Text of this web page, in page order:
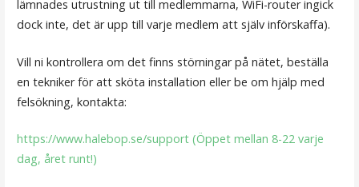
lämnades utrustning ut till medlemmarna, WiFi-router ingick
dock inte, det är upp till varje medlem att själv införskaffa).
Vill ni kontrollera om det finns störningar på nätet, beställa
en tekniker för att sköta installation eller be om hjälp med
felsökning, kontakta:
https://www.halebop.se/support (Öppet mellan 8-22 varje
dag, året runt!)